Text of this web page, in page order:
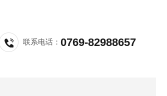
联系电话：0769-82988657